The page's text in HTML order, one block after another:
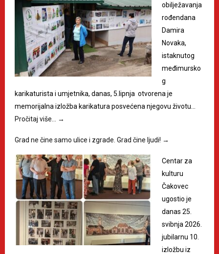
obilježavanja
rođendana
Damira
Novaka,
istaknutog
međimursko
g
karikaturista i umjetnika, danas, 5.lipnja otvorena je
memorijalna izložba karikatura posvećena njegovu životu…
Pročitaj više…
→
Grad ne čine samo ulice i zgrade. Grad čine ljudi! →
Centar za
kulturu
Čakovec
ugostio je
danas 25.
svibnja 2026.
jubilarnu 10.
izložbu iz